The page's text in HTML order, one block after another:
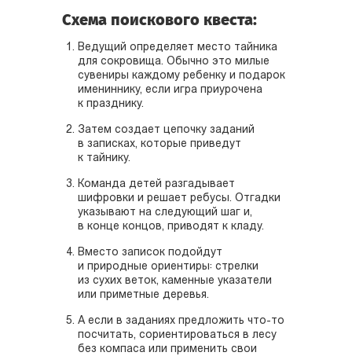
Схема поискового квеста:
Ведущий определяет место тайника
для сокровища. Обычно это милые
сувениры каждому ребенку и подарок
имениннику, если игра приурочена
к празднику.
Затем создает цепочку заданий
в записках, которые приведут
к тайнику.
Команда детей разгадывает
шифровки и решает ребусы. Отгадки
указывают на следующий шаг и,
в конце концов, приводят к кладу.
Вместо записок подойдут
и природные ориентиры: стрелки
из сухих веток, каменные указатели
или приметные деревья.
А если в заданиях предложить что-то
посчитать, сориентироваться в лесу
без компаса или применить свои